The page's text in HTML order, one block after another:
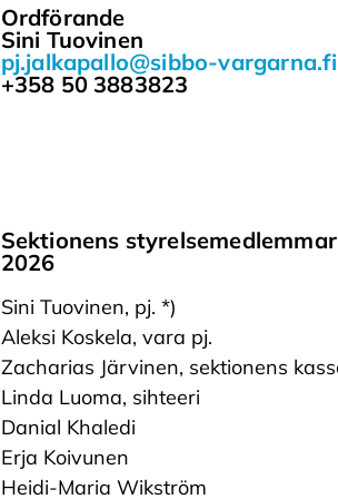
Ordförande
Sini Tuovinen
pj.jalkapallo@sibbo-vargarna.fi
+358 50 3883823
Sektionens styrelsemedlemmar
2026
Sini Tuovinen, pj. *)
Aleksi Koskela, vara pj.
Zacharias Järvinen, sektionens
Linda Luoma, sihteeri
Danial Khaledi
Erja Koivunen
Heidi-Maria Wikström